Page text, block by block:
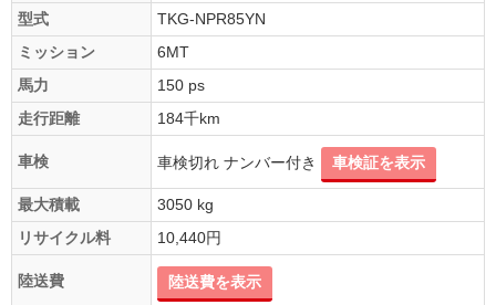
型式
TKG-NPR85YN
ミッション
6MT
馬力
150 ps
走行距離
184千km
車検 車検切れ ナンバー付き 車検証を表示
最大積載
3050 kg
リサイクル料
10,440円
陸送費 陸送費を表示